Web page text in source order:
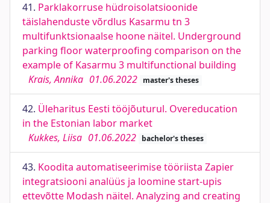
41. Parklakorruse hüdroisolatsioonide
täislahenduste võrdlus Kasarmu tn 3
multifunktsionaalse hoone näitel. Underground
parking floor waterproofing comparison on the
example of Kasarmu 3 multifunctional building
Krais, Annika 01.06.2022 master's theses
42. Üleharitus Eesti tööjõuturul. Overeducation
in the Estonian labor market
Kukkes, Liisa 01.06.2022 bachelor's theses
43. Koodita automatiseerimise tööriista Zapier
integratsiooni analüüs ja loomine start-upis
ettevõtte Modash näitel. Analyzing and creating